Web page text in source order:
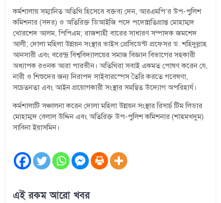
কর্মশালায় সম্মানিত অতিথি হিসেবে বক্তব্য দেন, আরএমপি’র উপ-পুলিশ
কমিশনার (সদর) ও অতিরিক্ত ডিআইজি পদে পদোন্নতিপ্রাপ্ত মোহাম্মদ
খোরশেদ আলম, পিপিএম; রাজশাহী বারের সাধারণ সম্পাদক জমশেদ
আলী; দোলা মহিলা উন্নয়ন সংস্থার ভাইস প্রেসিডেন্ট প্রফেসর ড. শহিদুল্লাহ
আনসারী এবং বরেন্দ্র বিশ্ববিদ্যালয়ের সমাজ বিজ্ঞান বিভাগের সহকারী
অধ্যাপক রওনক আরা পারভীন। অতিথিরা সবাই একমত পোষণ করেন যে,
নারী ও শিশুদের জন্য নিরাপদ সাইবারস্পেস তৈরি করতে গবেষণা,
সচেতনতা এবং আইন প্রয়োগকারী সংস্থার সমন্বিত উদ্যোগ অপরিহার্য।
কর্মশালাটি সঞ্চালনা করেন দোলা মহিলা উন্নয়ন সংস্থার রিসার্চ টিম লিডার
মোহাম্মদ বেলাল উদ্দিন এবং অতিরিক্ত উপ-পুলিশ কমিশনার (শাহমখদুম)
সাবিনা ইয়াসমিন।
এই রকম আরো খবর